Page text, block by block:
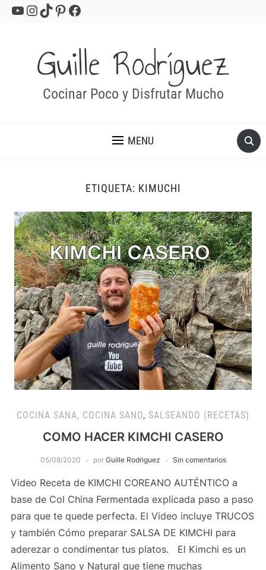
YouTube
Instagram
TikTok
Pinterest
Facebook
Guille Rodríguez
Cocinar Poco y Disfrutar Mucho
MENU
ETIQUETA: KIMUCHI
COCINA SANA, COCINA SANO, SALSEANDO (RECETAS)
COMO HACER KIMCHI CASERO
05/08/2020 por Guille Rodriguez Sin comentarios
Video Receta de KIMCHI COREANO AUTÉNTICO a
base de Col China Fermentada explicada paso a paso
para que te quede perfecta. El Video incluye TRUCOS
y también Cómo preparar SALSA DE KIMCHI para
aderezar o condimentar tus platos. El Kimchi es un
Alimento Sano y Natural que tiene muchas